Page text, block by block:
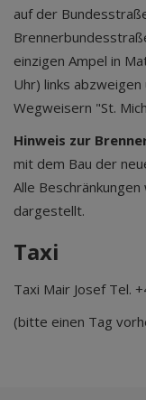
auf der
einzigen Ampel in
Uhr) links
Wegweisern "St.
Hinweis zur
mit dem Bau der
Alle
dargestellt.
Taxi
Taxi Mair Josef Tel.
(bitte einen Tag